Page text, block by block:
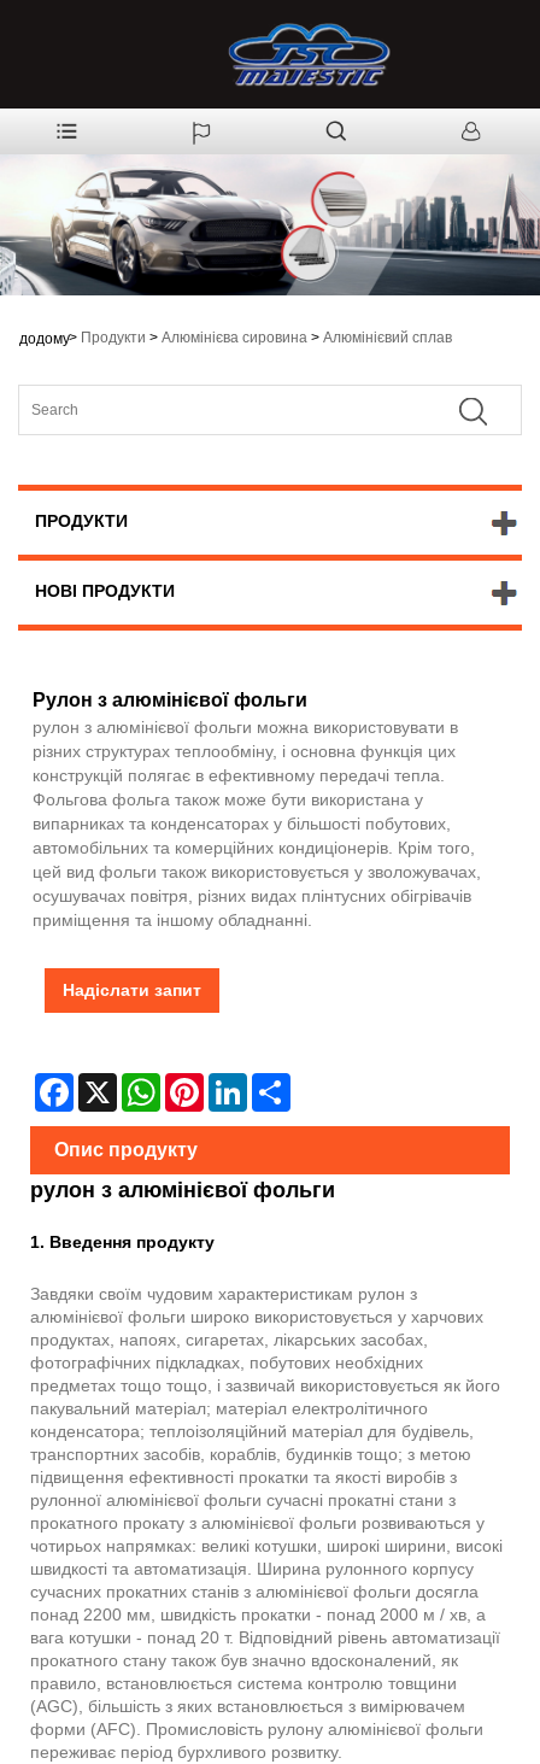
додому> Продукти > Алюмінієва сировина > Алюмінієвий сплав
ПРОДУКТИ
НОВІ ПРОДУКТИ
Рулон з алюмінієвої фольги
рулон з алюмінієвої фольги можна використовувати в
різних структурах теплообміну, і основна функція цих
конструкцій полягає в ефективному передачі тепла.
Фольгова фольга також може бути використана у
випарниках та конденсаторах у більшості побутових,
автомобільних та комерційних кондиціонерів. Крім того,
цей вид фольги також використовується у зволожувачах,
осушувачах повітря, різних видах плінтусних обігрівачів
приміщення та іншому обладнанні.
Надіслати запит
Facebook
X WhatsAppPinterestLinkedIn
Опис продукту
рулон з алюмінієвої фольги
1. Введення продукту
Завдяки своїм чудовим характеристикам рулон з
алюмінієвої фольги широко використовується у харчових
продуктах, напоях, сигаретах, лікарських засобах,
фотографічних підкладках, побутових необхідних
предметах тощо тощо, і зазвичай використовується як його
пакувальний матеріал; матеріал електролітичного
конденсатора; теплоізоляційний матеріал для будівель,
транспортних засобів, кораблів, будинків тощо; з метою
підвищення ефективності прокатки та якості виробів з
рулонної алюмінієвої фольги сучасні прокатні стани з
прокатного прокату з алюмінієвої фольги розвиваються у
чотирьох напрямках: великі котушки, широкі ширини, високі
швидкості та автоматизація. Ширина рулонного корпусу
сучасних прокатних станів з алюмінієвої фольги досягла
понад 2200 мм, швидкість прокатки - понад 2000 м / хв, а
вага котушки - понад 20 т. Відповідний рівень автоматизації
прокатного стану також був значно вдосконалений, як
правило, встановлюється система контролю товщини
(AGC), більшість з яких встановлюється з вимірювачем
форми (AFC). Промисловість рулону алюмінієвої фольги
переживає період бурхливого розвитку.